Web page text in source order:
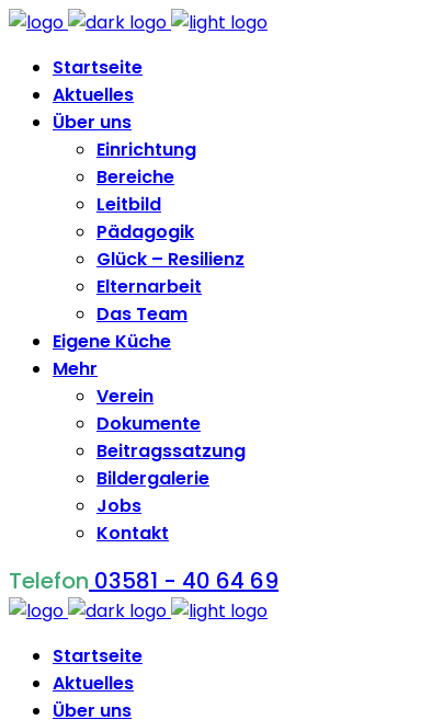
Startseite
Aktuelles
Über uns
Einrichtung
Bereiche
Leitbild
Pädagogik
Glück – Resilienz
Elternarbeit
Das Team
Eigene Küche
Mehr
Verein
Dokumente
Beitragssatzung
Bildergalerie
Jobs
Kontakt
Telefon 03581 - 40 64 69
Startseite
Aktuelles
Über uns